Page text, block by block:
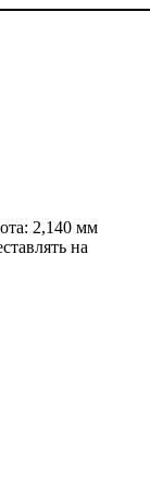
2,140 мм
на